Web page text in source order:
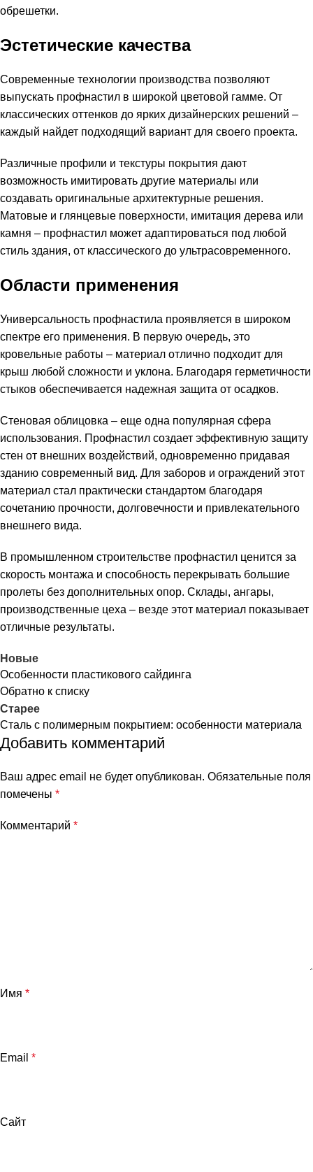
обрешетки.
Эстетические качества
Современные технологии производства позволяют
выпускать профнастил в широкой цветовой гамме. От
классических оттенков до ярких дизайнерских решений –
каждый найдет подходящий вариант для своего проекта.
Различные профили и текстуры покрытия дают
возможность имитировать другие материалы или
создавать оригинальные архитектурные решения.
Матовые и глянцевые поверхности, имитация дерева или
камня – профнастил может адаптироваться под любой
стиль здания, от классического до ультрасовременного.
Области применения
Универсальность профнастила проявляется в широком
спектре его применения. В первую очередь, это
кровельные работы – материал отлично подходит для
крыш любой сложности и уклона. Благодаря герметичности
стыков обеспечивается надежная защита от осадков.
Стеновая облицовка – еще одна популярная сфера
использования. Профнастил создает эффективную защиту
стен от внешних воздействий, одновременно придавая
зданию современный вид. Для заборов и ограждений этот
материал стал практически стандартом благодаря
сочетанию прочности, долговечности и привлекательного
внешнего вида.
В промышленном строительстве профнастил ценится за
скорость монтажа и способность перекрывать большие
пролеты без дополнительных опор. Склады, ангары,
производственные цеха – везде этот материал показывает
отличные результаты.
Новые
Особенности пластикового сайдинга
Обратно к списку
Старее
Сталь с полимерным покрытием: особенности материала
Добавить комментарий
Ваш адрес email не будет опубликован. Обязательные поля
помечены *
Комментарий *
Имя *
Email *
Сайт